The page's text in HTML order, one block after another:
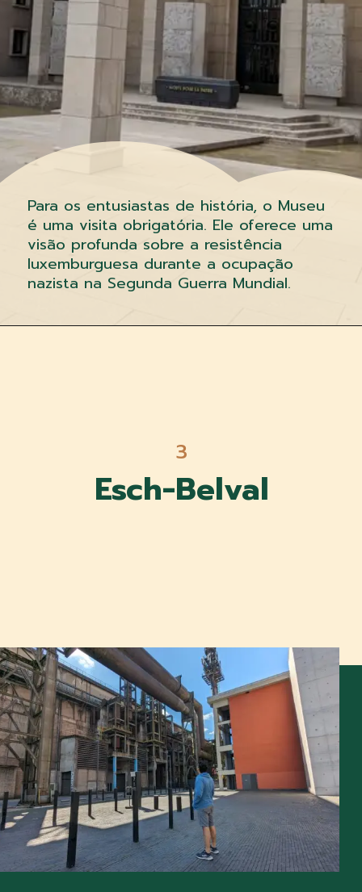
Para os entusiastas de história, o Museu
é uma visita obrigatória. Ele oferece uma
visão profunda sobre a resistência
luxemburguesa durante a ocupação
nazista na Segunda Guerra Mundial.
Esch-Belval
3